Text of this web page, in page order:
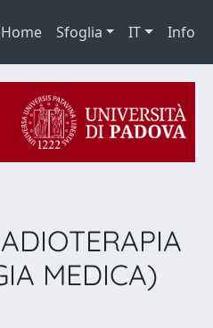
Home Sfoglia IT Info
MEDICA)